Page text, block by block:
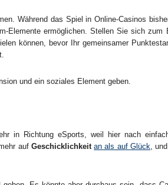
Während das Spiel in Online-Casinos
Elemente ermöglichen. Stellen Sie sich zum
können, bevor Ihr gemeinsamer
und ein soziales Element geben.
in Richtung eSports, weil hier nach
auf Geschicklichkeit an als auf Glück,